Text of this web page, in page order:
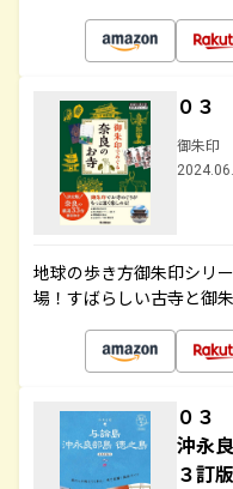
０３
御朱印
地球の歩き方御朱印シリ
場！すばらしい古寺と御
０３
沖永
３訂版